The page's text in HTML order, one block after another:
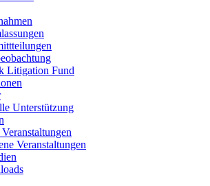
Litigation Fund
Unterstützung
Veranstaltungen